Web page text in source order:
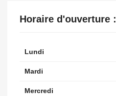
Horaire d'ouverture :
Lundi
Mardi
Mercredi